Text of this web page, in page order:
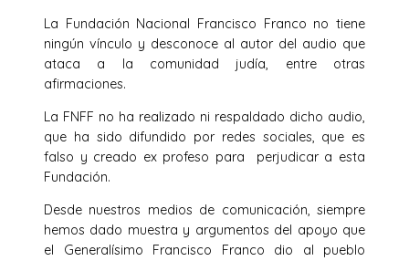
La Fundación Nacional Francisco Franco no tiene
ningún vínculo y desconoce al autor del audio que
ataca a la comunidad judía, entre otras
afirmaciones.
La FNFF no ha realizado ni respaldado dicho audio,
que ha sido difundido por redes sociales, que es
falso y creado ex profeso para perjudicar a esta
Fundación.
Desde nuestros medios de comunicación, siempre
hemos dado muestra y argumentos del apoyo que
el Generalísimo Francisco Franco dio al pueblo